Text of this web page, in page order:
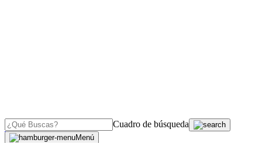
Cuadro de búsqueda
Menú
OJO